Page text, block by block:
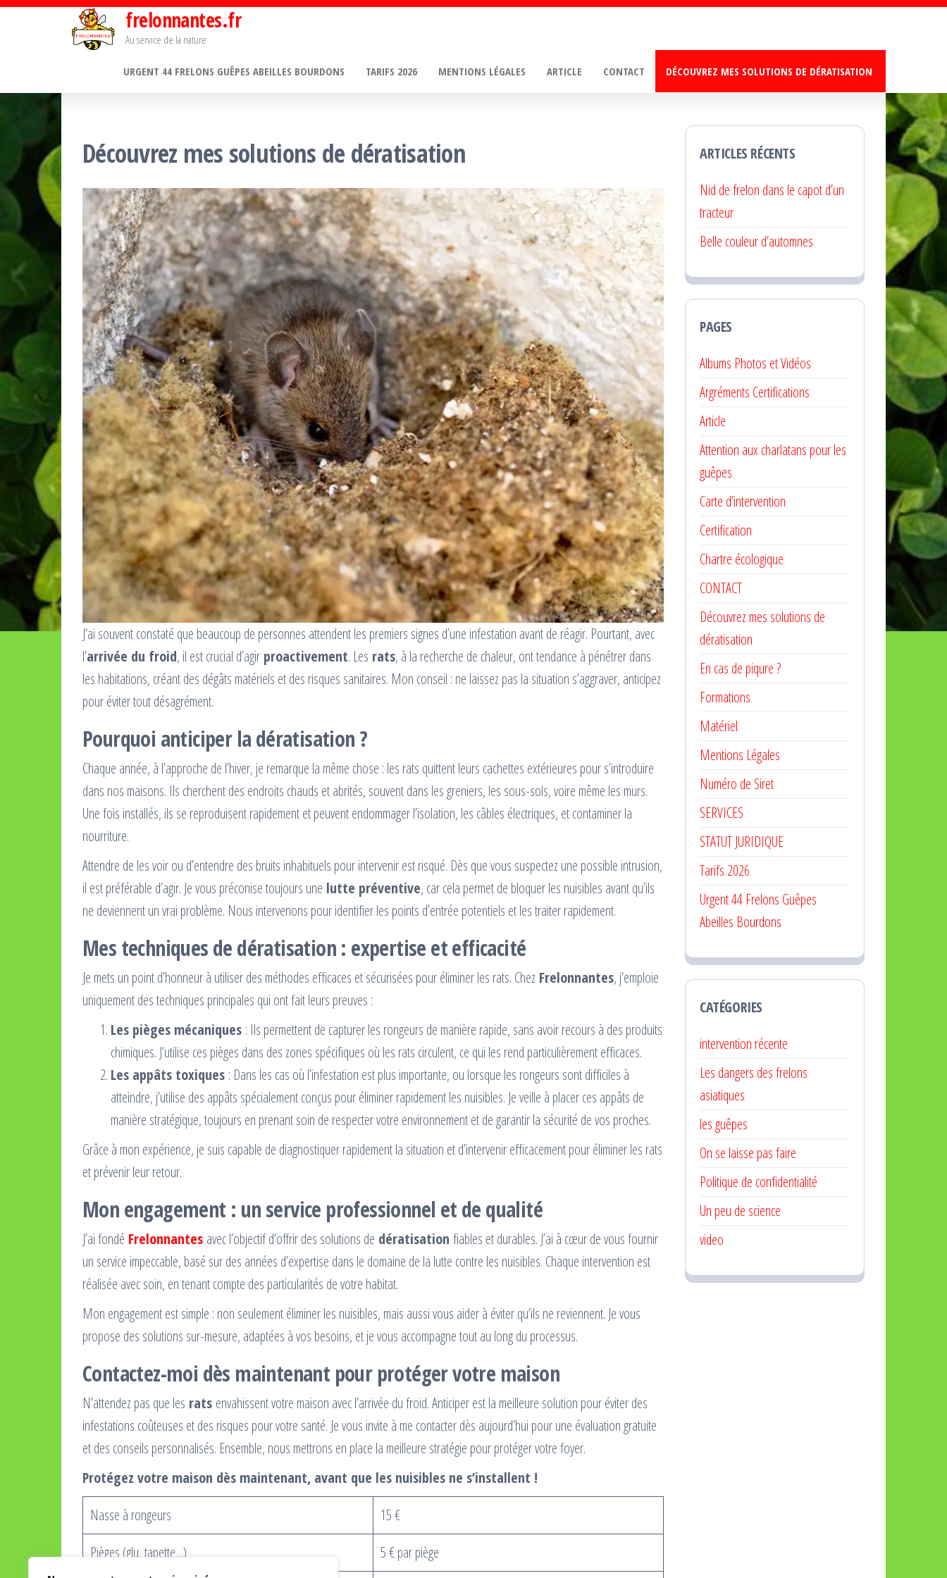
Passer
frelonnantes.fr
Au service de la nature
URGENT 44 FRELONS GUÊPES ABEILLES BOURDONS TARIFS 2026 MENTIONS LÉGALES ARTICLE CONTACT DÉCOUVREZ MES SOLUTIONS DE DÉRATISATION
Découvrez mes solutions de dératisation
J’ai souvent constaté que beaucoup de personnes attendent les premiers signes d’une infestation avant de réagir. Pourtant, avec
l’arrivée du froid, il est crucial d’agir proactivement. Les rats, à la recherche de chaleur, ont tendance à pénétrer dans
les habitations, créant des dégâts matériels et des risques sanitaires. Mon conseil : ne laissez pas la situation s’aggraver, anticipez
pour éviter tout désagrément.
Pourquoi anticiper la dératisation ?
Chaque année, à l’approche de l’hiver, je remarque la même chose : les rats quittent leurs cachettes extérieures pour s’introduire
dans nos maisons. Ils cherchent des endroits chauds et abrités, souvent dans les greniers, les sous-sols, voire même les murs.
Une fois installés, ils se reproduisent rapidement et peuvent endommager l’isolation, les câbles électriques, et contaminer la
nourriture.
Attendre de les voir ou d’entendre des bruits inhabituels pour intervenir est risqué. Dès que vous suspectez une possible intrusion,
il est préférable d’agir. Je vous préconise toujours une lutte préventive, car cela permet de bloquer les nuisibles avant qu’ils
ne deviennent un vrai problème. Nous intervenons pour identifier les points d’entrée potentiels et les traiter rapidement.
Mes techniques de dératisation : expertise et efficacité
Je mets un point d’honneur à utiliser des méthodes efficaces et sécurisées pour éliminer les rats. Chez Frelonnantes, j’emploie
uniquement des techniques principales qui ont fait leurs preuves :
Les pièges mécaniques : Ils permettent de capturer les rongeurs de manière rapide, sans avoir recours à des produits
chimiques. J’utilise ces pièges dans des zones spécifiques où les rats circulent, ce qui les rend particulièrement efficaces.
Les appâts toxiques : Dans les cas où l’infestation est plus importante, ou lorsque les rongeurs sont difficiles à
atteindre, j’utilise des appâts spécialement conçus pour éliminer rapidement les nuisibles. Je veille à placer ces appâts de
manière stratégique, toujours en prenant soin de respecter votre environnement et de garantir la sécurité de vos proches.
Grâce à mon expérience, je suis capable de diagnostiquer rapidement la situation et d’intervenir efficacement pour éliminer les rats
et prévenir leur retour.
Mon engagement : un service professionnel et de qualité
J’ai fondé Frelonnantes avec l’objectif d’offrir des solutions de dératisation fiables et durables. J’ai à cœur de vous fournir
un service impeccable, basé sur des années d’expertise dans le domaine de la lutte contre les nuisibles. Chaque intervention est
réalisée avec soin, en tenant compte des particularités de votre habitat.
Mon engagement est simple : non seulement éliminer les nuisibles, mais aussi vous aider à éviter qu’ils ne reviennent. Je vous
propose des solutions sur-mesure, adaptées à vos besoins, et je vous accompagne tout au long du processus.
Contactez-moi dès maintenant pour protéger votre maison
N’attendez pas que les rats envahissent votre maison avec l’arrivée du froid. Anticiper est la meilleure solution pour éviter des
infestations coûteuses et des risques pour votre santé. Je vous invite à me contacter dès aujourd’hui pour une évaluation gratuite
et des conseils personnalisés. Ensemble, nous mettrons en place la meilleure stratégie pour protéger votre foyer.
Protégez votre maison dès maintenant, avant que les nuisibles ne s’installent !
Nasse à rongeurs
15 €
Pièges (glu, tapette…)
5 € par piège
ARTICLES RÉCENTS
Nid de frelon dans le capot d’un
tracteur
Belle couleur d’automnes
PAGES
Albums Photos et Vidéos
Argréments Certifications
Article
Attention aux charlatans pour les
guêpes
Carte d’intervention
Certification
Chartre écologique
CONTACT
Découvrez mes solutions de
dératisation
En cas de piqure ?
Formations
Matériel
Mentions Légales
Numéro de Siret
SERVICES
STATUT JURIDIQUE
Tarifs 2026
Urgent 44 Frelons Guêpes
Abeilles Bourdons
CATÉGORIES
intervention récente
Les dangers des frelons
asiatiques
les guêpes
On se laisse pas faire
Politique de confidentialité
Un peu de science
video